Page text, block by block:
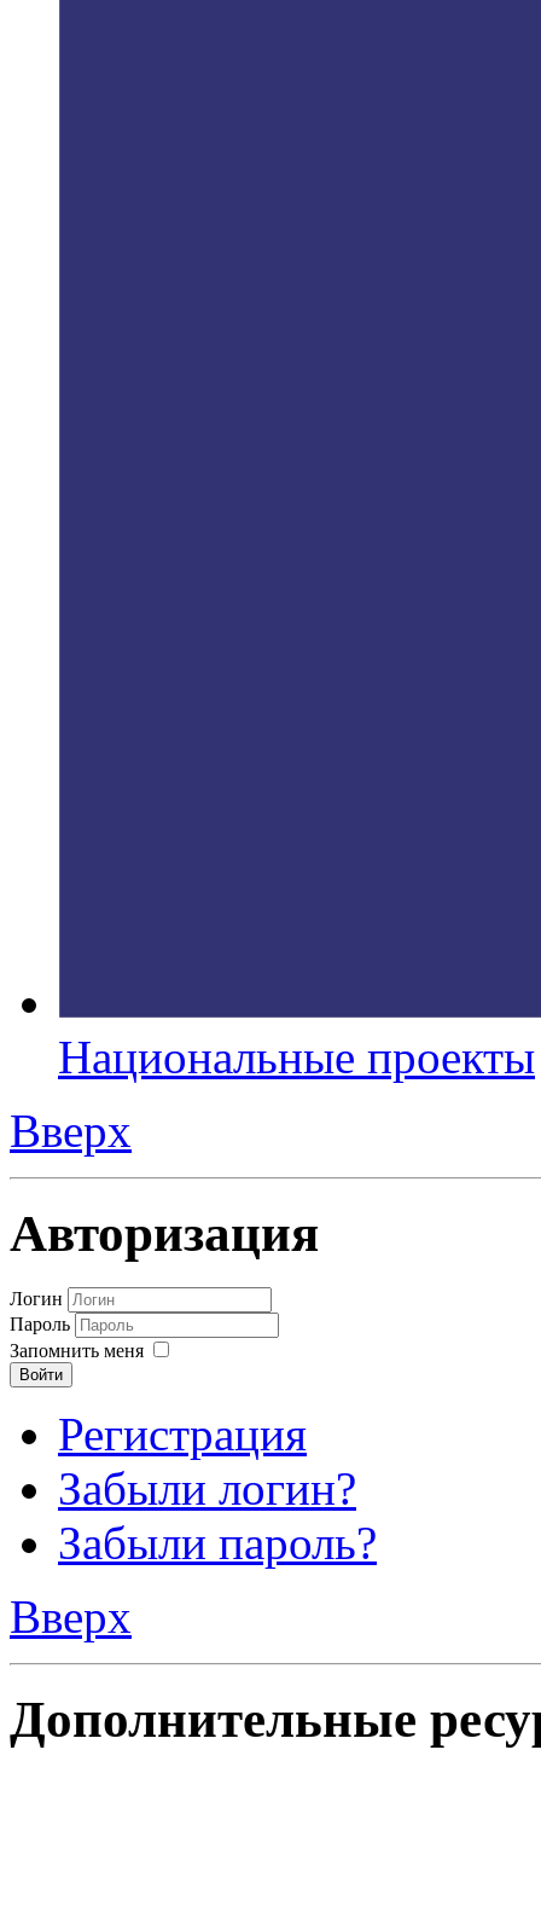
Национальные проекты
Вверх
Авторизация
Логин
Пароль
Запомнить меня
Войти
Регистрация
Забыли логин?
Забыли пароль?
Вверх
Дополнительные